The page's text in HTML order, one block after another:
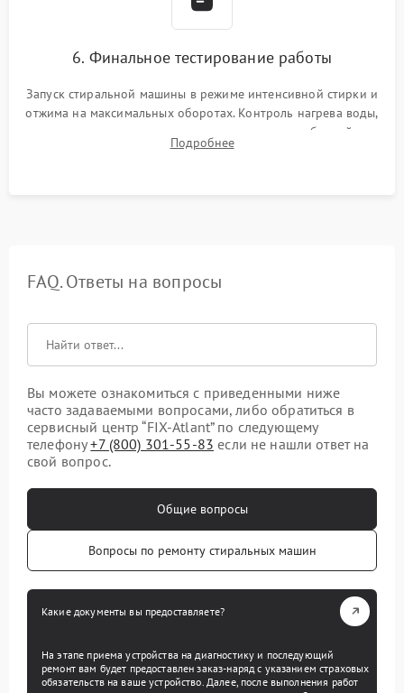
6. Финальное тестирование работы
Запуск стиральной машины в режиме интенсивной стирки и
отжима на максимальных оборотах. Контроль нагрева воды,
корректности слива, отсутствия излишних вибраций,
посторонних стуков и протечек под корпусом.
Подробнее
FAQ. Ответы на вопросы
Вы можете ознакомиться с приведенными ниже
часто задаваемыми вопросами, либо обратиться в
сервисный центр “FIX-Atlant” по следующему
телефону+7 (800) 301-55-83 если не нашли ответ на
свой вопрос.
Общие вопросы
Вопросы по ремонту стиральных машин
Какие документы вы предоставляете?
На этапе приема устройства на диагностику и последующий
ремонт вам будет предоставлен заказ-наряд с указанием страховых
обязательств на ваше устройство. Далее, после выполнения работ